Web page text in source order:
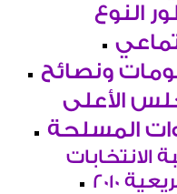
النوع
ونصائح
الأعلى
المسلحة
الانتخابات
2010